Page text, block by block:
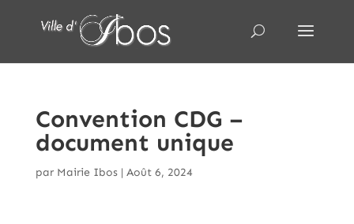
Convention CDG –
document unique
par Mairie Ibos| Août 6, 2024